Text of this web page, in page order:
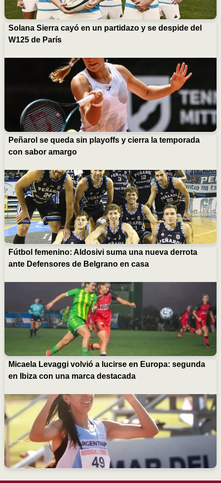
Solana Sierra cayó en un partidazo y se despide del
W125 de París
Peñarol se queda sin playoffs y cierra la temporada
con sabor amargo
Fútbol femenino: Aldosivi suma una nueva derrota
ante Defensores de Belgrano en casa
Micaela Levaggi volvió a lucirse en Europa: segunda
en Ibiza con una marca destacada